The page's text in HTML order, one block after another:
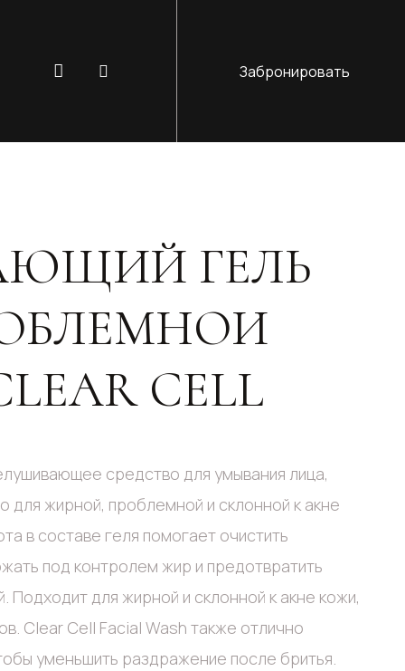
Забронировать
ГЕЛЬ
CELL
средство для умывания лица,
для жирной, проблемной и склонной к акне
в составе геля помогает очистить
под контролем жир и предотвратить
Подходит для жирной и склонной к акне кожи,
Clear Cell Facial Wash также отлично
уменьшить раздражение после бритья.